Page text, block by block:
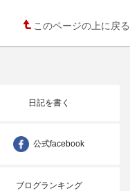
このページの上に戻る
日記を書く
公式facebook
ブログランキング